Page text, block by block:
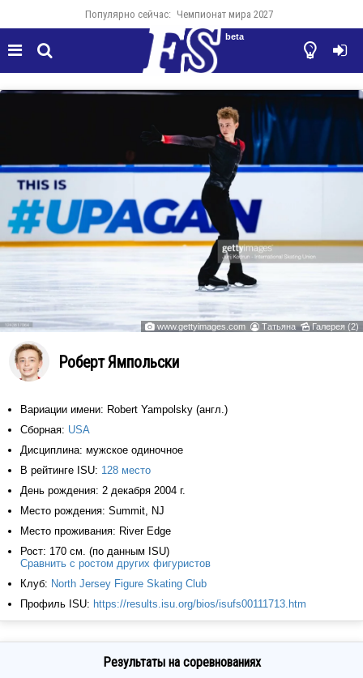
Популярно сейчас: Чемпионат мира 2027
  

beta
 www.gettyimages.com  Татьяна  Галерея (2)
Роберт Ямпольски
Вариации имени: Robert Yampolsky (англ.)
Сборная: USA
Дисциплина: мужское одиночное
В рейтинге ISU: 128 место
День рождения: 2 декабря 2004 г.
Место рождения: Summit, NJ
Место проживания: River Edge
Рост: 170 см. (по данным ISU)
Сравнить с ростом других фигуристов
Клуб: North Jersey Figure Skating Club
Профиль ISU: https://results.isu.org/bios/isufs00111713.htm
Результаты на соревнованиях